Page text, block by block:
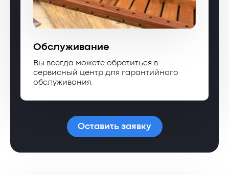
Обслуживание
Вы всегда можете обратиться в
сервисный центр для гарантийного
обслуживания.
Оставить заявку